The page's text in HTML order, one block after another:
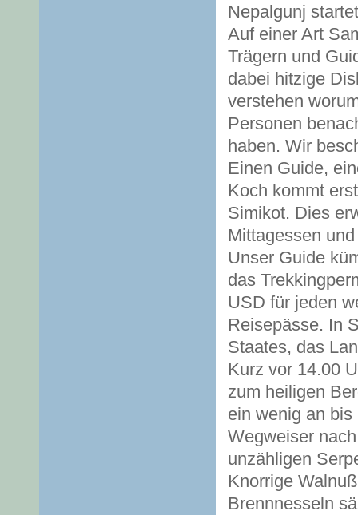
Nepalgunj
Auf einer Art
Trägern und
dabei hitzige
verstehen
Personen
haben. Wir
Einen Guide,
Koch kommt
Simikot. Dies
Mittagessen
Unser Guide
das
USD für jeden
Reisepässe. In
Staates, das
Kurz vor 14.00
zum heiligen
ein wenig an
Wegweiser
unzähligen
Knorrige
Brennnesseln